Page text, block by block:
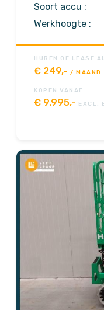
Soort accu :
Werkhoogte :
HUREN OF LEASE
€ 249,- / MAAND
KOPEN VANAF
€ 9.995,- EXCL.